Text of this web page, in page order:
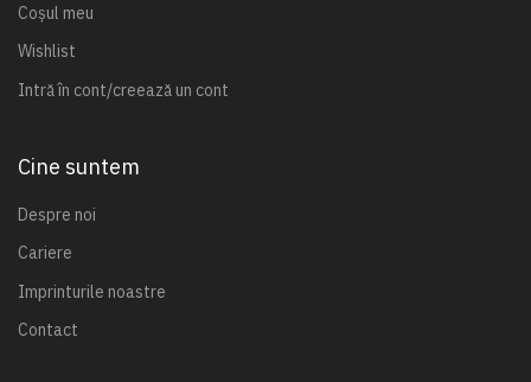
Coșul meu
Wishlist
Intră în cont/creează un cont
Cine suntem
Despre noi
Cariere
Imprinturile noastre
Contact